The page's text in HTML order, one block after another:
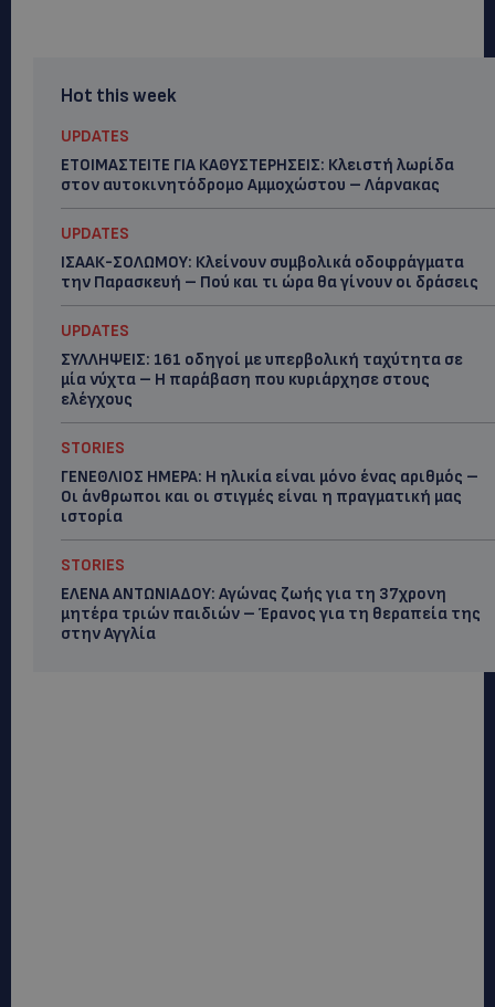
Hot this week
UPDATES
ΕΤΟΙΜΑΣΤΕΙΤΕ ΓΙΑ ΚΑΘΥΣΤΕΡΗΣΕΙΣ: Κλειστή λωρίδα
στον αυτοκινητόδρομο Αμμοχώστου – Λάρνακας
UPDATES
ΙΣΑΑΚ-ΣΟΛΩΜΟΥ: Κλείνουν συμβολικά οδοφράγματα
την Παρασκευή – Πού και τι ώρα θα γίνουν οι δράσεις
UPDATES
ΣΥΛΛΗΨΕΙΣ: 161 οδηγοί με υπερβολική ταχύτητα σε
μία νύχτα – Η παράβαση που κυριάρχησε στους
ελέγχους
STORIES
ΓΕΝΕΘΛΙΟΣ ΗΜΕΡΑ: Η ηλικία είναι μόνο ένας αριθμός –
Οι άνθρωποι και οι στιγμές είναι η πραγματική μας
ιστορία
STORIES
ΕΛΕΝΑ ΑΝΤΩΝΙΑΔΟΥ: Αγώνας ζωής για τη 37χρονη
μητέρα τριών παιδιών – Έρανος για τη θεραπεία της
στην Αγγλία